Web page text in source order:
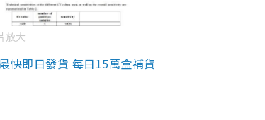
放大
快即日發貨 每日15萬盒補貨